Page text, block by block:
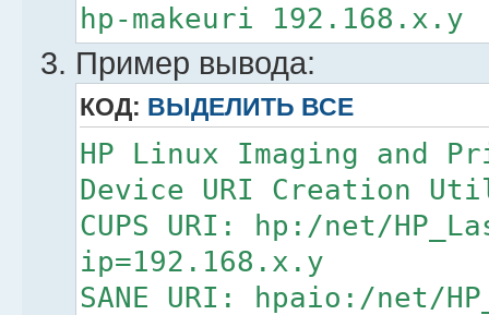
hp-makeuri 192.168.x.y
Пример вывода:
КОД: ВЫДЕЛИТЬ ВСЕ
HP Linux Imaging and
Device URI Creation
CUPS URI: hp:/net/
ip=192.168.x.y
SANE URI: hpaio:/net/